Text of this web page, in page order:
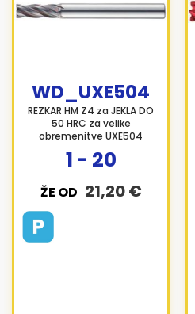
WD_UXE504
REZKAR HM Z4 za JEKLA DO
50 HRC za velike
obremenitve UXE504
ŽE OD 21,20 €
1 - 20